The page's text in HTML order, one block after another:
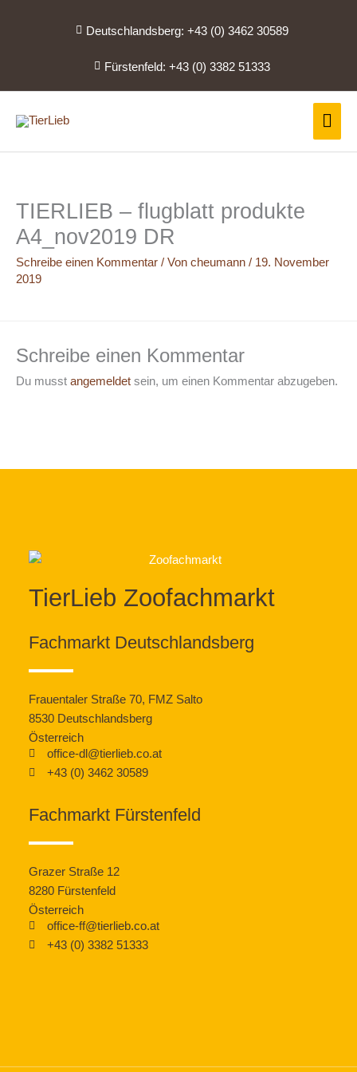
Deutschlandsberg: +43 (0) 3462 30589
Fürstenfeld: +43 (0) 3382 51333
TIERLIEB – flugblatt produkte
A4_nov2019 DR
Schreibe einen Kommentar / Von cheumann / 19. November
2019
Schreibe einen Kommentar
Du musst angemeldet sein, um einen Kommentar abzugeben.
TierLieb Zoofachmarkt
Fachmarkt Deutschlandsberg
Frauentaler Straße 70, FMZ Salto
8530 Deutschlandsberg
Österreich
office-dl@tierlieb.co.at
+43 (0) 3462 30589
Fachmarkt Fürstenfeld
Grazer Straße 12
8280 Fürstenfeld
Österreich
office-ff@tierlieb.co.at
+43 (0) 3382 51333